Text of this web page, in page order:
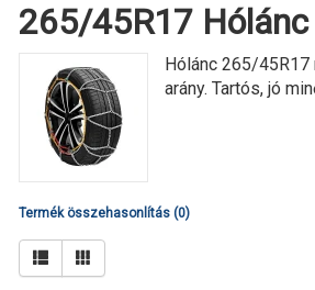
265/45R17 Hólánc
Hólánc 265/
arány. Tartós, jó
Termék összehasonlítás (0)